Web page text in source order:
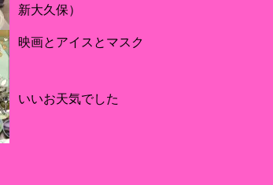
新大久保）
映画とアイスとマスク
いいお天気でした